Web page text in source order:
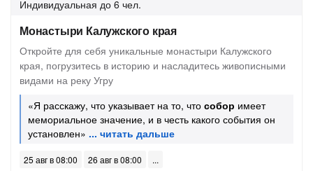
Индивидуальная до 6 чел.
Монастыри Калужского края
Откройте для себя уникальные монастыри Калужского
края, погрузитесь в историю и насладитесь живописными
видами на реку Угру
«Я расскажу, что указывает на то, что собор имеет
мемориальное значение, и в честь какого события он
установлен»
25 авг в 08:00
26 авг в 08:00